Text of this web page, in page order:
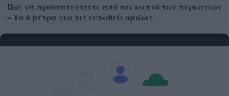
Πώς να προστατευτείτε από τον καπνό των πυρκαγιών
– Τα 6 μέτρα για τις ευπαθείς ομάδες